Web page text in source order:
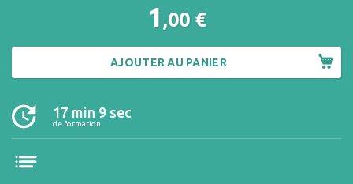
17 min 9 sec
de formation
1 ,00 €
AJOUTER AU PANIER